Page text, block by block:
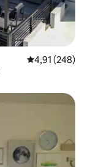
4,91 av 5 i
4,91 (248)